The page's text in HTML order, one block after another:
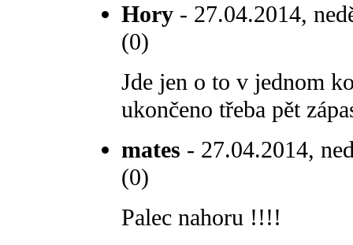
Hory - 27.04.2014,
(0)
Jde jen o to v jednom
ukončeno třeba pět
mates - 27.04.2014,
(0)
Palec nahoru !!!!